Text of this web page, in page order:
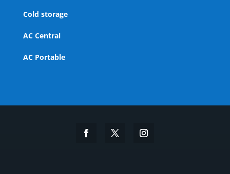
Cold storage
AC Central
AC Portable